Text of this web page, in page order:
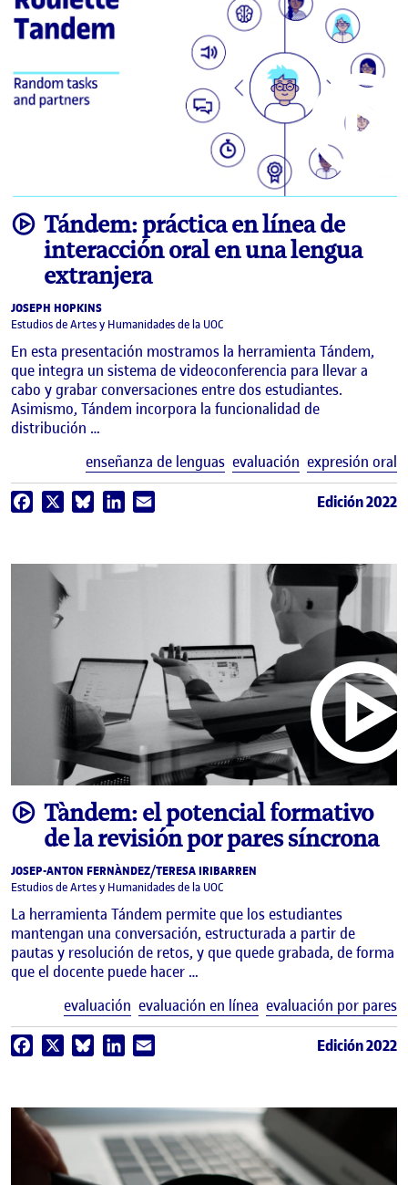
videoTándem: práctica en línea de
interacción oral en una lengua
extranjera
JOSEPH HOPKINS
Estudios de Artes y Humanidades de la UOC
En esta presentación mostramos la herramienta Tándem,
que integra un sistema de videoconferencia para llevar a
cabo y grabar conversaciones entre dos estudiantes.
Asimismo, Tándem incorpora la funcionalidad de
distribución …
enseñanza de lenguas evaluación expresión oral
Facebook BlueskyLinkedIn Edición 2022
videoTàndem: el potencial formativo
de la revisión por pares síncrona
JOSEP-ANTON FERNÀNDEZ/TERESA IRIBARREN
Estudios de Artes y Humanidades de la UOC
La herramienta Tándem permite que los estudiantes
mantengan una conversación, estructurada a partir de
pautas y resolución de retos, y que quede grabada, de forma
que el docente puede hacer …
evaluación evaluación en línea evaluación por pares
Facebook BlueskyLinkedIn Edición 2022